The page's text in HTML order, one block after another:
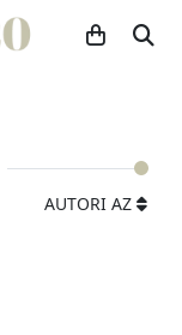
AUTORI AZ